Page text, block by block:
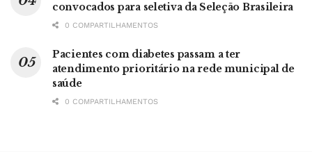
convocados para seletiva da Seleção Brasileira
0 COMPARTILHAMENTOS
Pacientes com diabetes passam a ter
atendimento prioritário na rede municipal de
saúde
0 COMPARTILHAMENTOS